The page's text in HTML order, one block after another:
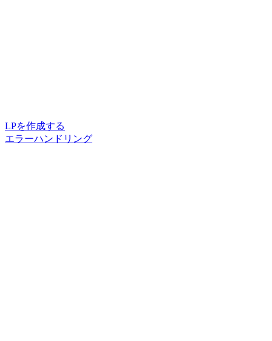
LPを作成する
エラーハンドリング